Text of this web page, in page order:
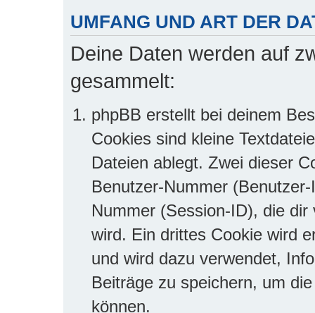
UMFANG UND ART DER
Deine Daten werden auf
gesammelt:
phpBB erstellt bei deinem
Cookies sind kleine
Dateien ablegt. Zwei dieser
Benutzer-Nummer
Nummer (Session-ID), die
wird. Ein drittes Cookie wird
und wird dazu verwendet,
Beiträge zu speichern, um
können.